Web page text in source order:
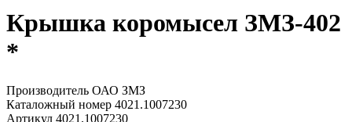
Крышка коромысел ЗМЗ-402
*
Производитель ОАО ЗМЗ
Каталожный номер 4021.1007230
Артикул 4021.1007230